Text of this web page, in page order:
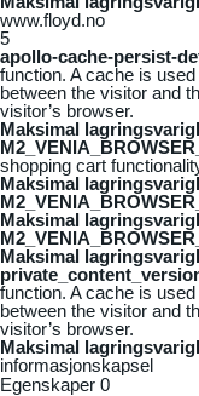
www.floyd.no
5
apollo-cache-persist-
function. A cache is
between the visitor and
visitor’s browser.
Maksimal
shopping cart
Maksimal
Maksimal
Maksimal
function. A cache is
between the visitor and
visitor’s browser.
Maksimal
informasjonskapsel
Egenskaper 0